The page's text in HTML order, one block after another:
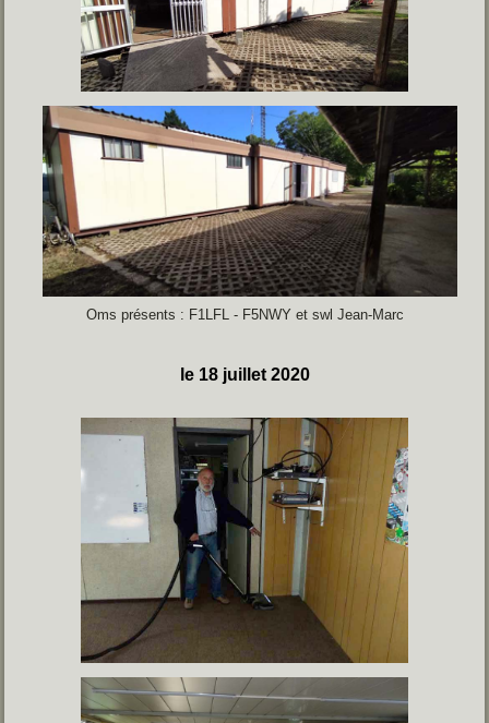
Oms présents : F1LFL - F5NWY et swl Jean-Marc
le 18 juillet 2020